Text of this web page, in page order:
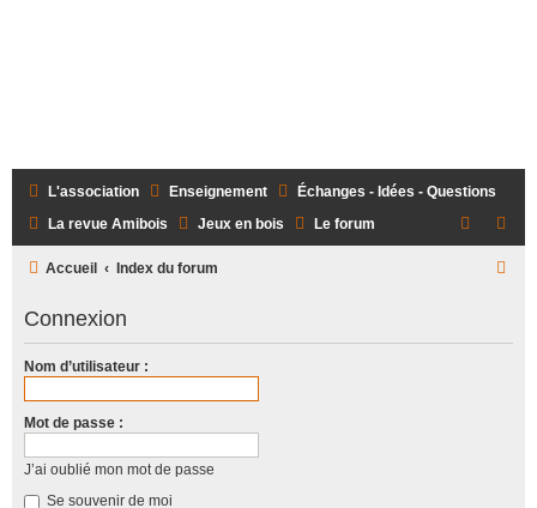
L'association Enseignement
Échanges - Idées - Questions
La revue Amibois
Jeux en bois Le forum
Accueil Index du forum
Connexion
Nom d’utilisateur :
Mot de passe :
J’ai oublié mon mot de passe
Se souvenir de moi